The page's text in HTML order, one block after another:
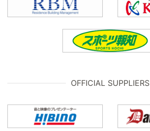
OFFICIAL SUPPLIERS